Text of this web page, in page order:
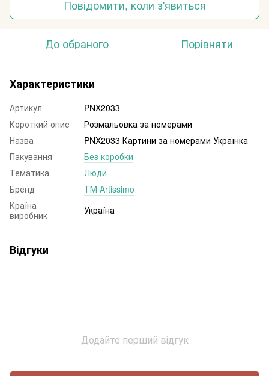
Повідомити, коли з'явиться
До обраного Порівняти
Характеристики
Артикул
PNX2033
Короткий опис
Розмальовка за номерами
Назва
PNX2033 Картини за номерами Українка
Пакування
Без коробки
Тематика
Люди
Бренд
ТМ Artissimo
Країна
виробник
Україна
Відгуки
Додайте перший відгук